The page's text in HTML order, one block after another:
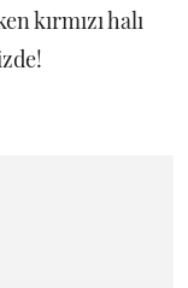
kırmızı halı